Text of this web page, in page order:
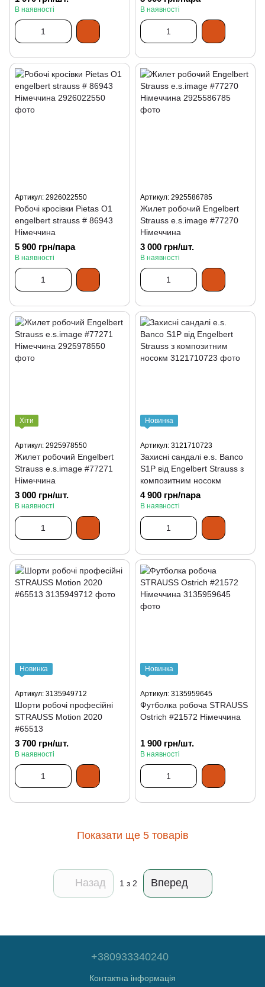
В наявності В наявності
Артикул: 2926022550
Робочі кросівки Pietas O1
engelbert strauss # 86943
Німеччина
5 900 грн/пара
В наявності
Артикул: 2925586785
Жилет робочий Engelbert
Strauss e.s.image #77270
Німеччина
3 000 грн/шт.
В наявності
Хіти
Артикул: 2925978550
Жилет робочий Engelbert
Strauss e.s.image #77271
Німеччина
3 000 грн/шт.
В наявності
Новинка
Артикул: 3121710723
Захисні сандалі e.s. Banco
S1P від Engelbert Strauss з
композитним носокм
4 900 грн/пара
В наявності
Новинка
Артикул: 3135949712
Шорти робочі професійні
STRAUSS Motion 2020
#65513
3 700 грн/шт.
В наявності
Новинка
Артикул: 3135959645
Футболка робоча STRAUSS
Ostrich #21572 Німеччина
1 900 грн/шт.
В наявності
Показати ще 5 товарів
Назад 1 з 2 Вперед
+380933340240
Контактна інформація